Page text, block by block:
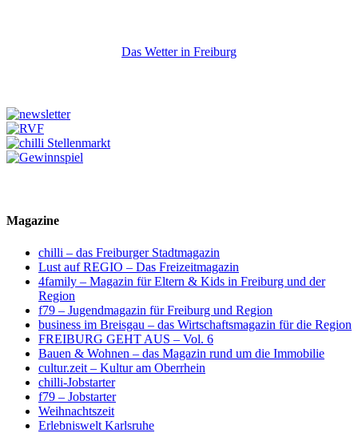
Das Wetter in Freiburg
Magazine
chilli – das Freiburger Stadtmagazin
Lust auf REGIO – Das Freizeitmagazin
4family – Magazin für Eltern & Kids in Freiburg und der
Region
f79 – Jugendmagazin für Freiburg und Region
business im Breisgau – das Wirtschaftsmagazin für die Region
FREIBURG GEHT AUS – Vol. 6
Bauen & Wohnen – das Magazin rund um die Immobilie
cultur.zeit – Kultur am Oberrhein
chilli-Jobstarter
f79 – Jobstarter
Weihnachtszeit
Erlebniswelt Karlsruhe